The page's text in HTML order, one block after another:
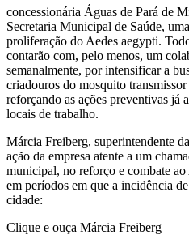
concessionária Águas de Pará de
Secretaria Municipal de Saúde,
proliferação do Aedes aegypti.
contarão com, pelo menos, um
semanalmente, por intensificar a
criadouros do mosquito
reforçando as ações preventivas já
locais de trabalho.
Márcia Freiberg, superintendente
ação da empresa atente a um
municipal, no reforço e combate
em períodos em que a incidência
cidade:
Clique e ouça Márcia Freiberg